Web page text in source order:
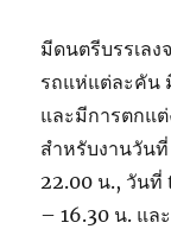
มีดนตรีบรรเล
รถแห่แต่ละคัน
และมีการตกแต่
สำหรับงานวันที่
22.00 น., วันที่
– 16.30 น. แล